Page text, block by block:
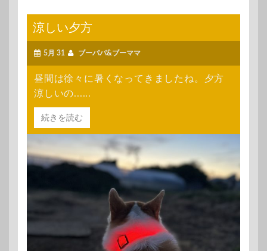
涼しい夕方
5月 31 ブーパパ&ブーママ
昼間は徐々に暑くなってきましたね。夕方
涼しいの......
続きを読む